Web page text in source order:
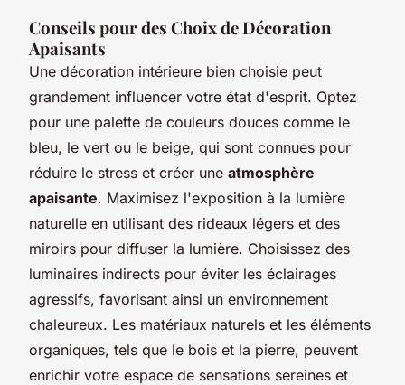
Conseils pour des Choix de Décoration
Apaisants
Une décoration intérieure bien choisie peut
grandement influencer votre état d'esprit. Optez
pour une palette de couleurs douces comme le
bleu, le vert ou le beige, qui sont connues pour
réduire le stress et créer une atmosphère
apaisante. Maximisez l'exposition à la lumière
naturelle en utilisant des rideaux légers et des
miroirs pour diffuser la lumière. Choisissez des
luminaires indirects pour éviter les éclairages
agressifs, favorisant ainsi un environnement
chaleureux. Les matériaux naturels et les éléments
organiques, tels que le bois et la pierre, peuvent
enrichir votre espace de sensations sereines et